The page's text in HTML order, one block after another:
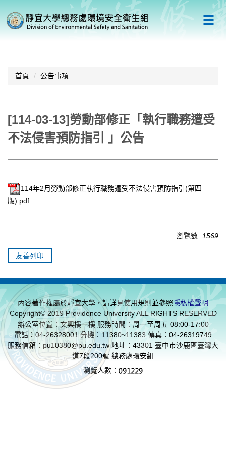
到
主
首頁 公告事項
[114-03-13]勞動部修正「執行職務遭受
不法侵害預防指引 」公告
114年2月勞動部修正執行職務遭受不法侵害預防指引(第四
版).pdf
瀏覽數: 1569
友善列印
瀏覽人數：
內容著作權屬於靜宜大學，請詳見使用規則並參照隱私權聲明
Copyright© 2019 Providence University ALL RIGHTS RESERVED
辦公室位置：文興樓一樓 服務時間：周一至周五 08:00-17:00
電話：04-26328001 分機：11380~11383 傳真：04-26319749
服務信箱： pu10380@pu.edu.tw 地址：43301 臺中市沙鹿區臺灣大
道7段200號 總務處環安組